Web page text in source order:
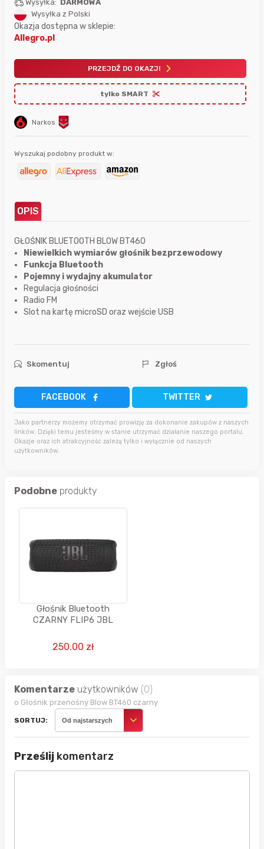
Narkos
Wysyłka: DARMOWA
Wysyłka z Polski
Okazja dostępna w sklepie:
Allegro.pl
PRZEJDŹ DO OKAZJI
tylko SMART
Wyszukaj podobny produkt w:
OPIS
GŁOŚNIK BLUETOOTH BLOW BT460
Niewielkich wymiarów głośnik bezprzewodowy
Funkcja Bluetooth
Pojemny i wydajny akumulator
Regulacja głośności
Radio FM
Slot na kartę microSD oraz wejście USB
Skomentuj Zgłoś
FACEBOOK TWITTER
Jako partnerzy możemy otrzymać prowizję za dokonanie zakupów z naszych
linków. Dzięki temu jesteśmy w stanie utrzymać działanie naszego portalu.
Okazje oraz ich atrakcyjność zależą tylko i wyłącznie od naszych
użytkowników.
Podobne produkty
Głośnik Bluetooth
CZARNY FLIP6 JBL
250.00 zł
Komentarze użytkowników (0)
o Głośnik przenośny Blow BT460 czarny
SORTUJ: Od najstarszych
Prześlij komentarz